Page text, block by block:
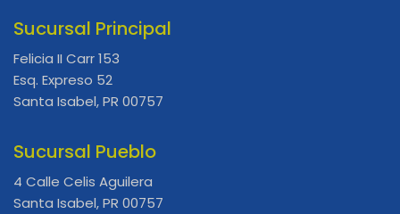
Sucursal Principal
Felicia II Carr 153
Esq. Expreso 52
Santa Isabel, PR 00757
Sucursal Pueblo
4 Calle Celis Aguilera
Santa Isabel, PR 00757